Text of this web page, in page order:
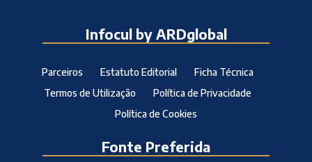
Infocul by ARDglobal
Parceiros Estatuto Editorial
Ficha Técnica
Termos de Utilização
Política de Privacidade
Política de Cookies
Fonte Preferida